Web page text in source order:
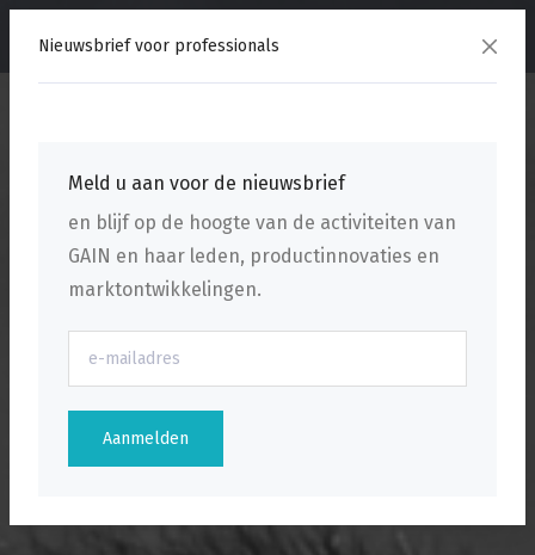
Nieuwsbrief voor professionals
Meld u aan voor de nieuwsbrief
en blijf op de hoogte van de activiteiten van
GAIN en haar leden, productinnovaties en
marktontwikkelingen.